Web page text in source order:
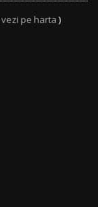
vezi pe harta )